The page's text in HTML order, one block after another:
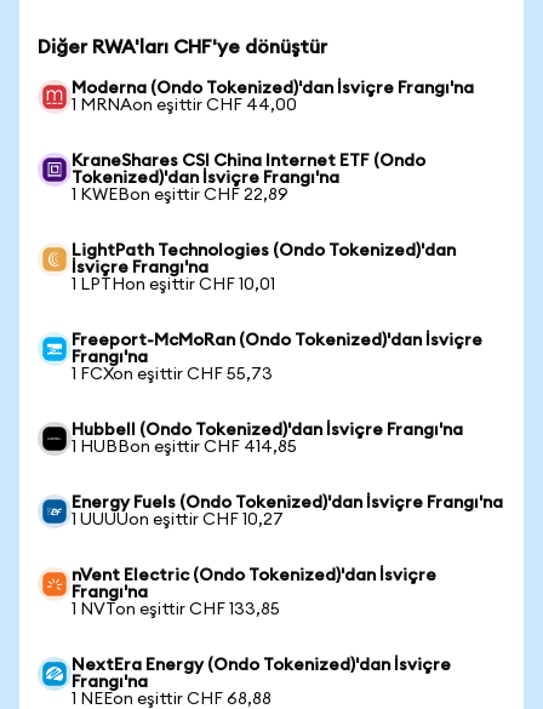
Diğer RWA'ları CHF'ye dönüştür
Moderna (Ondo Tokenized)'dan İsviçre Frangı'na
1 MRNAon eşittir CHF 44,00
KraneShares CSI China Internet ETF (Ondo
Tokenized)'dan İsviçre Frangı'na
1 KWEBon eşittir CHF 22,89
LightPath Technologies (Ondo Tokenized)'dan
İsviçre Frangı'na
1 LPTHon eşittir CHF 10,01
Freeport-McMoRan (Ondo Tokenized)'dan İsviçre
Frangı'na
1 FCXon eşittir CHF 55,73
Hubbell (Ondo Tokenized)'dan İsviçre Frangı'na
1 HUBBon eşittir CHF 414,85
Energy Fuels (Ondo Tokenized)'dan İsviçre Frangı'na
1 UUUUon eşittir CHF 10,27
nVent Electric (Ondo Tokenized)'dan İsviçre
Frangı'na
1 NVTon eşittir CHF 133,85
NextEra Energy (Ondo Tokenized)'dan İsviçre
Frangı'na
1 NEEon eşittir CHF 68,88